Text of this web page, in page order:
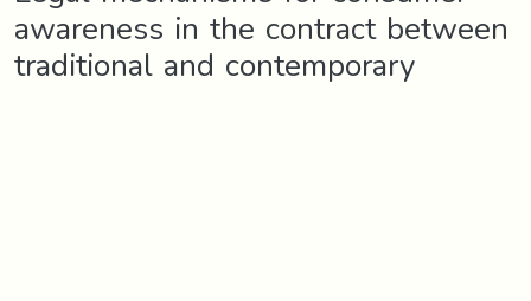
awareness in the contract between
traditional and contemporary